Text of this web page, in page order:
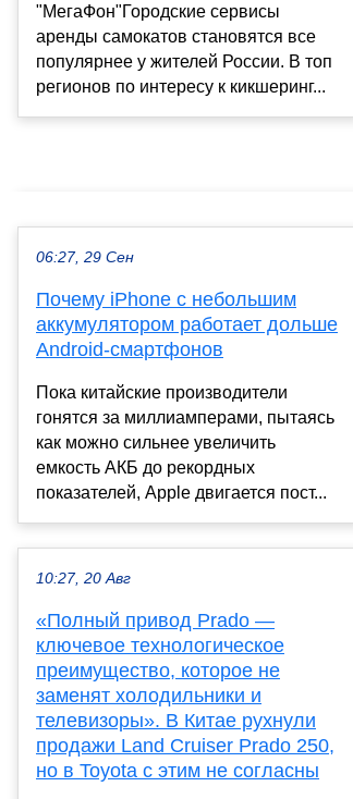
"МегаФон"Городские сервисы
аренды самокатов становятся все
популярнее у жителей России. В топ
регионов по интересу к кикшеринг...
06:27, 29 Сен
Почему iPhone с небольшим
аккумулятором работает дольше
Android-смартфонов
Пока китайские производители
гонятся за миллиамперами, пытаясь
как можно сильнее увеличить
емкость АКБ до рекордных
показателей, Apple двигается пост...
10:27, 20 Авг
«Полный привод Prado —
ключевое технологическое
преимущество, которое не
заменят холодильники и
телевизоры». В Китае рухнули
продажи Land Cruiser Prado 250,
но в Toyota с этим не согласны